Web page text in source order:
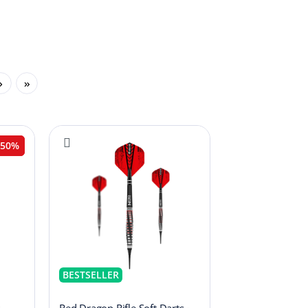
50%
BESTSELLER